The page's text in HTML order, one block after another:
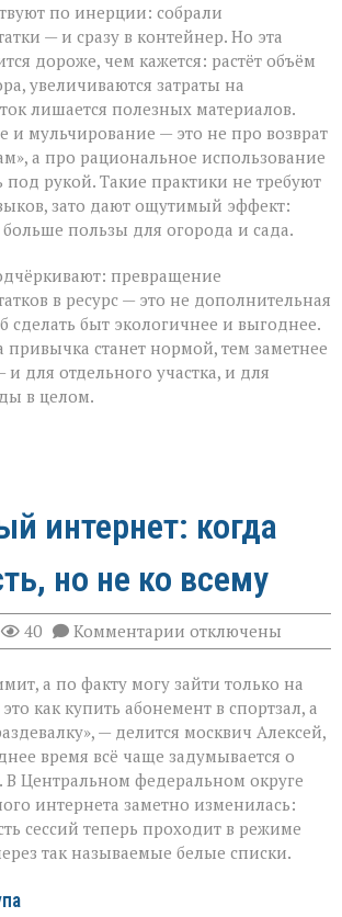
по инерции: собрали
— и сразу в контейнер. Но эта
дороже, чем кажется: растёт объём
увеличиваются затраты на
лишается полезных материалов.
и мульчирование — это не про возврат
а про рациональное использование
под рукой. Такие практики не требуют
зато дают ощутимый эффект:
пользы для огорода и сада.
превращение
в ресурс — это не дополнительная
сделать быт экологичнее и выгоднее.
станет нормой, тем заметнее
и для отдельного участка, и для
в целом.
интернет: когда
но не ко всему
40 Комментарии к
записи
интернет:
когда
есть,
но
не
ко
всему
отключены
а по факту могу зайти только на
как купить абонемент в спортзал, а
— делится москвич Алексей,
время всё чаще задумывается о
В Центральном федеральном округе
интернета заметно изменилась:
сессий теперь проходит в режиме
так называемые белые списки.